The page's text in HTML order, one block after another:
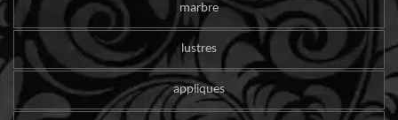
marbre
lustres
appliques